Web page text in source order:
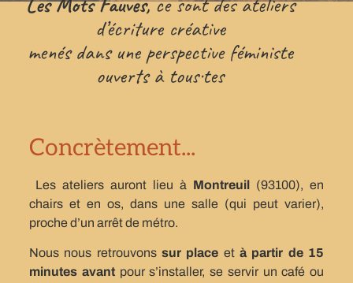
d’écriture créative
menés dans une perspective féministe
ouverts à tous·tes
Concrètement...
Les ateliers auront lieu à Montreuil (93100), en
chairs et en os, dans une salle (qui peut varier),
proche d’un arrêt de métro.
Nous nous retrouvons sur place età partir de 15
minutes avantpour s’installer, se servir un café ou